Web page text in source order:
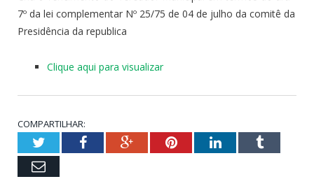
7º da lei complementar Nº 25/75 de 04 de julho da comitê da
Presidência da republica
Clique aqui para visualizar
COMPARTILHAR:
TwitterFacebookGoogle+PinterestLinkedInTumblr
Email